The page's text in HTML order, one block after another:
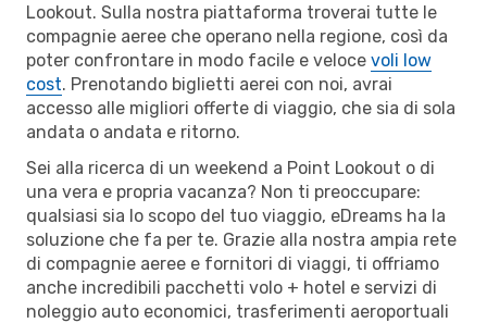
Lookout. Sulla nostra piattaforma troverai tutte le
compagnie aeree che operano nella regione, così da
poter confrontare in modo facile e veloce voli low
cost. Prenotando biglietti aerei con noi, avrai
accesso alle migliori offerte di viaggio, che sia di sola
andata o andata e ritorno.
Sei alla ricerca di un weekend a Point Lookout o di
una vera e propria vacanza? Non ti preoccupare:
qualsiasi sia lo scopo del tuo viaggio, eDreams ha la
soluzione che fa per te. Grazie alla nostra ampia rete
di compagnie aeree e fornitori di viaggi, ti offriamo
anche incredibili pacchetti volo + hotel e servizi di
noleggio auto economici, trasferimenti aeroportuali